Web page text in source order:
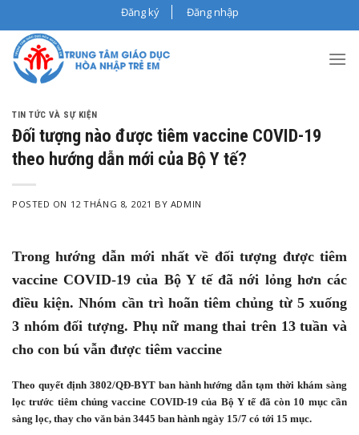
to
content
Đăng ký Đăng nhập
TIN TỨC VÀ SỰ KIỆN
Đối tượng nào được tiêm vaccine COVID-19
theo hướng dẫn mới của Bộ Y tế?
POSTED ON 12 THÁNG 8, 2021 BY ADMIN
Trong hướng dẫn mới nhất về đối tượng được tiêm
vaccine COVID-19 của Bộ Y tế đã nới lỏng hơn các
điều kiện. Nhóm cần trì hoãn tiêm chủng từ 5 xuống
3 nhóm đối tượng. Phụ nữ mang thai trên 13 tuần và
cho con bú vẫn được tiêm vaccine
Theo quyết định 3802/QĐ-BYT ban hành hướng dẫn tạm thời khám sàng
lọc trước tiêm chủng vaccine COVID-19 của Bộ Y tế đã còn 10 mục cần
sàng lọc, thay cho văn bản 3445 ban hành ngày 15/7 có tới 15 mục.